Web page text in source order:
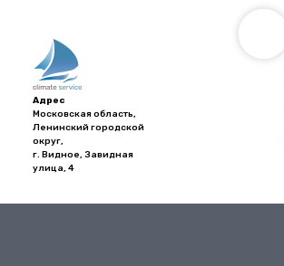
Адрес
Московская область,
Ленинский городской
округ,
г. Видное, Завидная
улица, 4